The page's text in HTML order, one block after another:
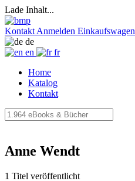
Lade Inhalt...
Kontakt Anmelden Einkaufswagen
de
en
fr
Home
Katalog
Kontakt
Anne Wendt
1 Titel veröffentlicht